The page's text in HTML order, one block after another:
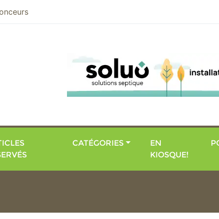
CATÉGORIES
EN
KIOSQUE!